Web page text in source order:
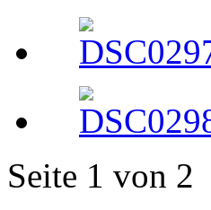
Seite 1 von 2